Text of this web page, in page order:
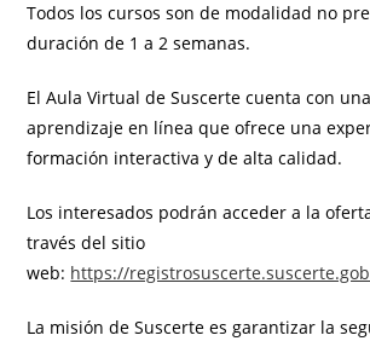
Todos los cursos son de modalidad no
duración de 1 a 2 semanas.
El Aula Virtual de Suscerte cuenta con
aprendizaje en línea que ofrece una
formación interactiva y de alta calidad.
Los interesados podrán acceder a la
través del sitio
web: https://
La misión de Suscerte es garantizar la